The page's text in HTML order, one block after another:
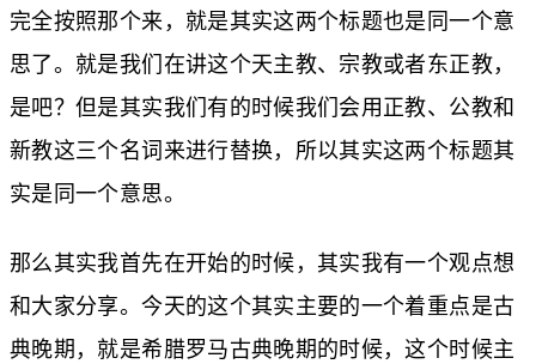
完全按照那个来，就是其实这两个标题也是同一个意
思了。就是我们在讲这个天主教、宗教或者东正教，
是吧？但是其实我们有的时候我们会用正教、公教和
新教这三个名词来进行替换，所以其实这两个标题其
实是同一个意思。
那么其实我首先在开始的时候，其实我有一个观点想
和大家分享。今天的这个其实主要的一个着重点是古
典晚期，就是希腊罗马古典晚期的时候，这个时候主